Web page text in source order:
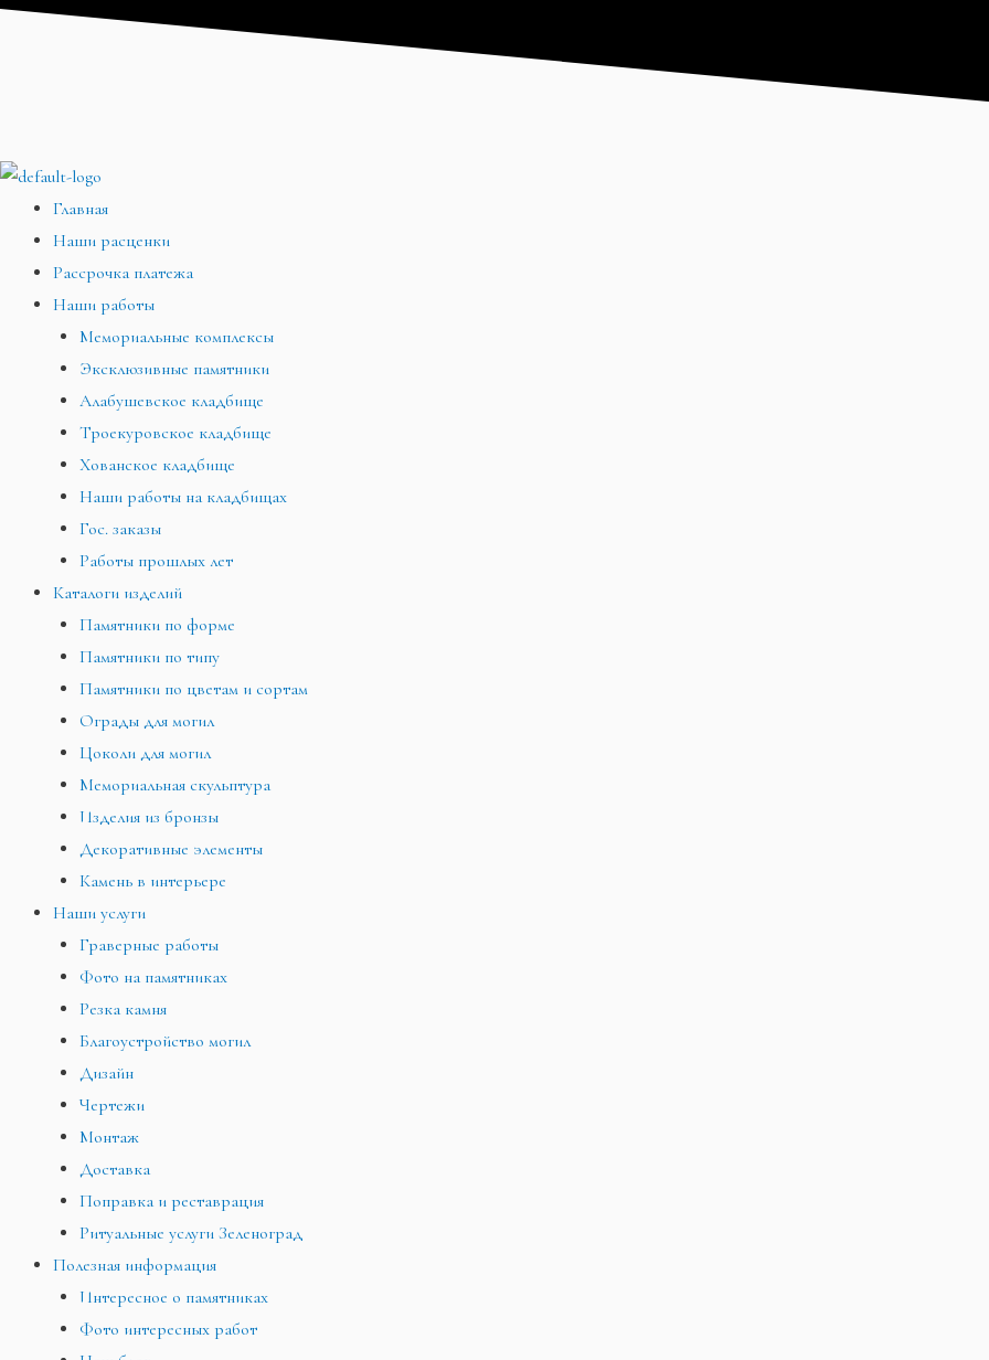
Перейти
Меню
Главная
Наши расценки
Рассрочка платежа
Наши работы
Мемориальные комплексы
Эксклюзивные памятники
Алабушевское кладбище
Троекуровское кладбище
Хованское кладбище
Наши работы на кладбищах
Гос. заказы
Работы прошлых лет
Каталоги изделий
Памятники по форме
Памятники по типу
Памятники по цветам и сортам
Ограды для могил
Цоколи для могил
Мемориальная скульптура
Изделия из бронзы
Декоративные элементы
Камень в интерьере
Наши услуги
Граверные работы
Фото на памятниках
Резка камня
Благоустройство могил
Дизайн
Чертежи
Монтаж
Доставка
Поправка и реставрация
Ритуальные услуги Зеленоград
Полезная информация
Интересное о памятниках
Фото интересных работ
Меню
Меню